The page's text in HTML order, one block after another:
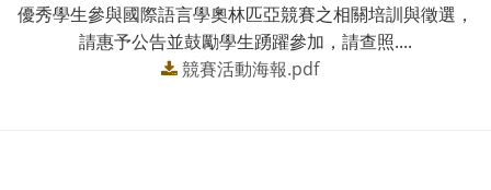
優秀學生參與國際語言學奧林匹亞競賽之相關培訓與徵選，
請惠予公告並鼓勵學生踴躍參加，請查照....
競賽活動海報.pdf